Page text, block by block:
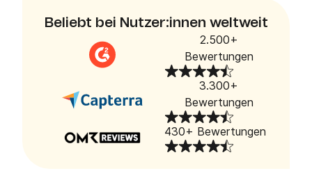
Beliebt bei Nutzer:innen weltweit
2.500+
Bewertungen
3.300+
Bewertungen
430+ Bewertungen